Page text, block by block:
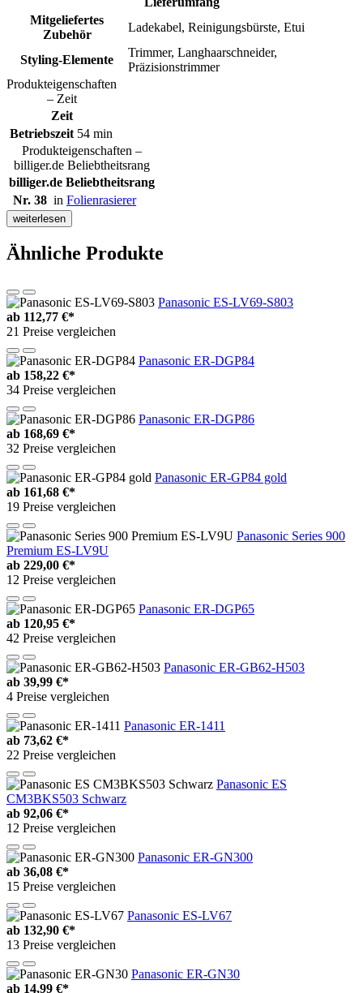
Mitgeliefertes
Zubehör
Ladekabel, Reinigungsbürste, Etui
Styling-Elemente
Trimmer, Langhaarschneider,
Präzisionstrimmer
Produkteigenschaften
– Zeit
Zeit
Betriebszeit 54 min
Produkteigenschaften –
billiger.de Beliebtheitsrang
billiger.de Beliebtheitsrang
Nr. 38 in Folienrasierer
weiterlesen
Ähnliche Produkte
Panasonic ES-LV69-S803
ab 112,77 €*
21 Preise vergleichen
Panasonic ER-DGP84
ab 158,22 €*
34 Preise vergleichen
Panasonic ER-DGP86
ab 168,69 €*
32 Preise vergleichen
Panasonic ER-GP84 gold
ab 161,68 €*
19 Preise vergleichen
Panasonic Series 900
Premium ES-LV9U
ab 229,00 €*
12 Preise vergleichen
Panasonic ER-DGP65
ab 120,95 €*
42 Preise vergleichen
Panasonic ER-GB62-H503
ab 39,99 €*
4 Preise vergleichen
Panasonic ER-1411
ab 73,62 €*
22 Preise vergleichen
Panasonic ES
CM3BKS503 Schwarz
ab 92,06 €*
12 Preise vergleichen
Panasonic ER-GN300
ab 36,08 €*
15 Preise vergleichen
Panasonic ES-LV67
ab 132,90 €*
13 Preise vergleichen
Panasonic ER-GN30
ab 14,99 €*